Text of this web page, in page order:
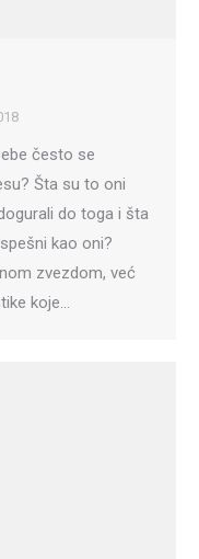
često se
Šta su to oni
do toga i šta
kao oni?
zvezdom, već
koje…